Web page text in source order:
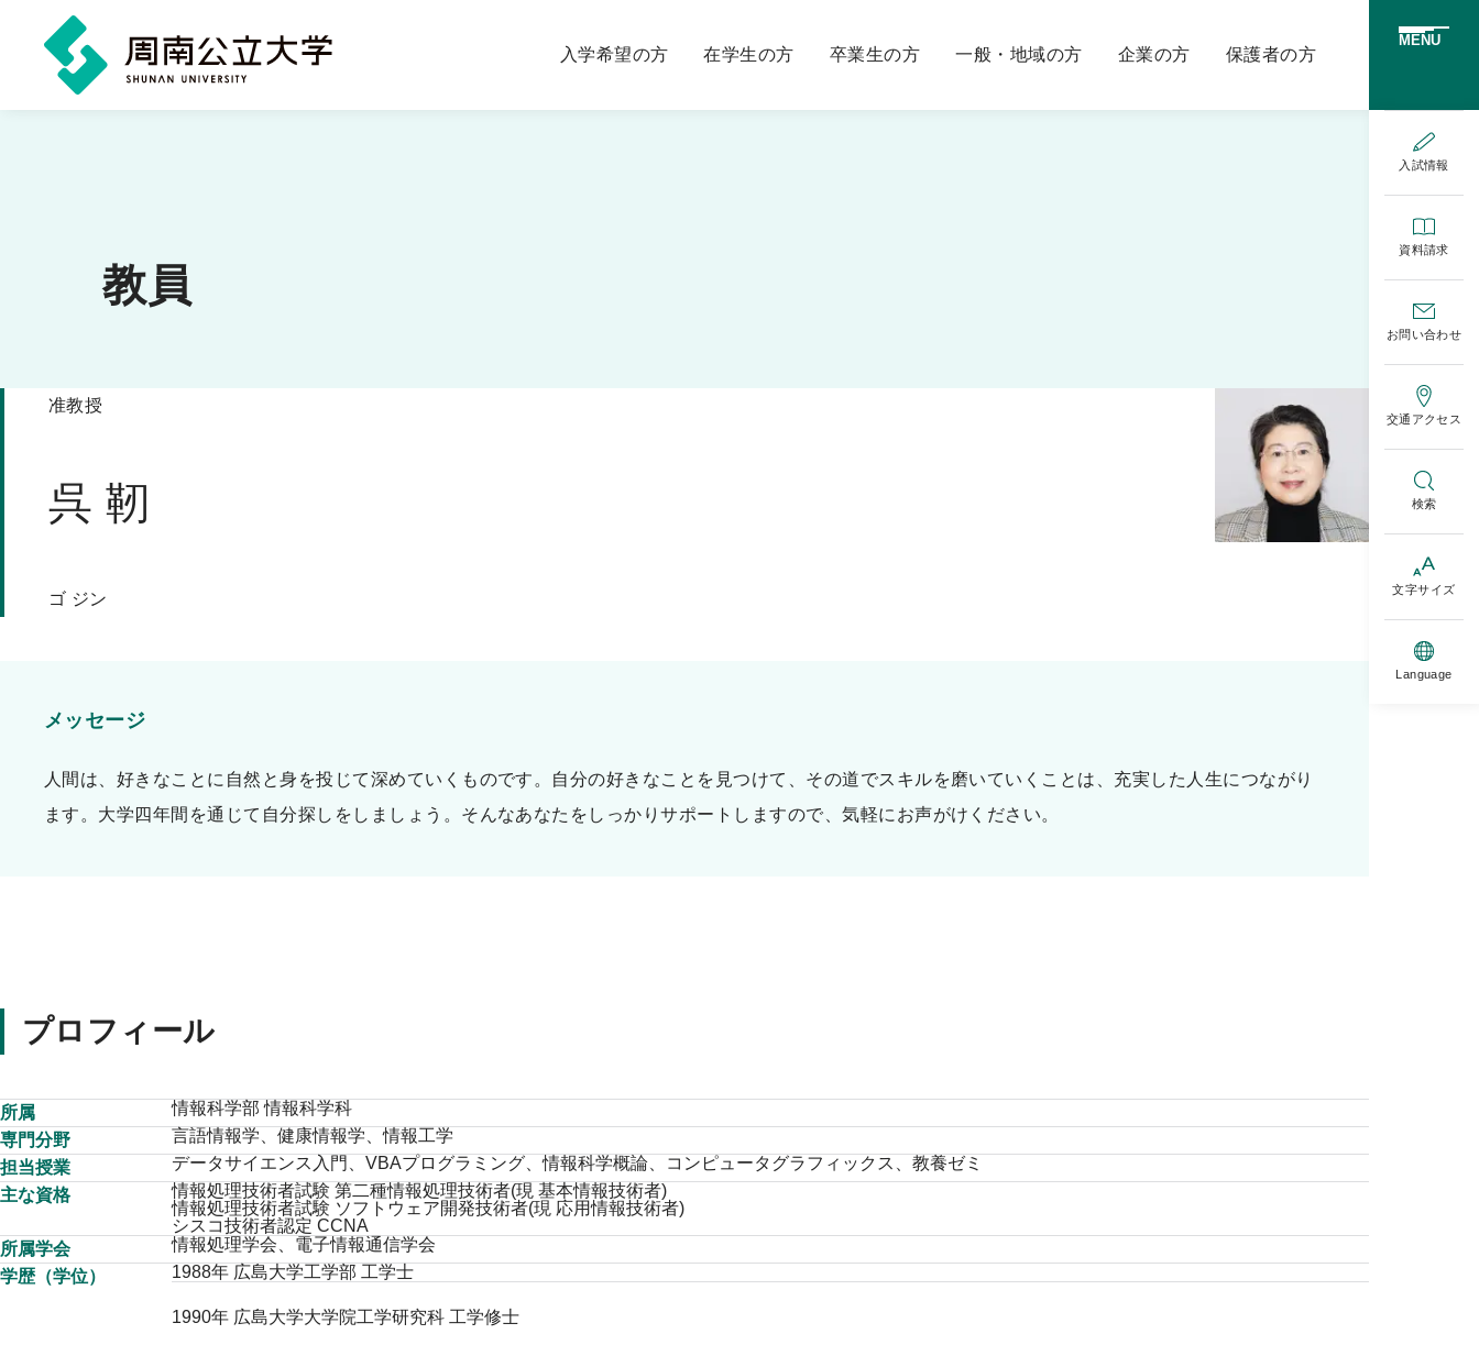
入学希望の方 在学生の方 卒業生の方 一般・地域の方 企業の方 保護者の方
MENU
入試情報
資料請求
お問い合わせ
交通アクセス
検索
文字サイズ
Language
教員
准教授
呉 靭
ゴ ジン
メッセージ
人間は、好きなことに自然と身を投じて深めていくものです。自分の好きなことを見つけて、その道でスキルを磨いていくことは、充実した人生につながり
ます。大学四年間を通じて自分探しをしましょう。そんなあなたをしっかりサポートしますので、気軽にお声がけください。
プロフィール
所属
情報科学部 情報科学科
専門分野
言語情報学、健康情報学、情報工学
担当授業
データサイエンス入門、VBAプログラミング、情報科学概論、コンピュータグラフィックス、教養ゼミ
主な資格
情報処理技術者試験 第二種情報処理技術者(現 基本情報技術者)
情報処理技術者試験 ソフトウェア開発技術者(現 応用情報技術者)
シスコ技術者認定 CCNA
所属学会
情報処理学会、電子情報通信学会
学歴（学位）
1988年 広島大学工学部 工学士
1990年 広島大学大学院工学研究科 工学修士